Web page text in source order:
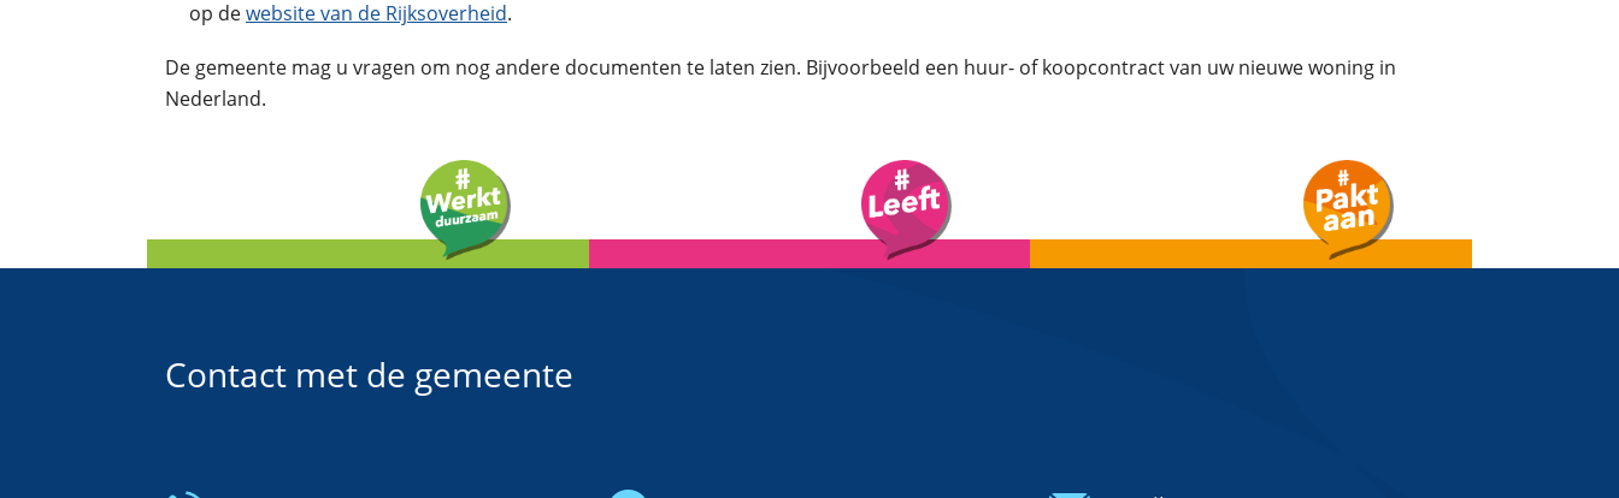
op dewebsite van de Rijksoverheid.
De gemeente mag u vragen om nog andere documenten te laten zien. Bijvoorbeeld een huur- of koopcontract van uw nieuwe woning in
Nederland.
Contact met de gemeente